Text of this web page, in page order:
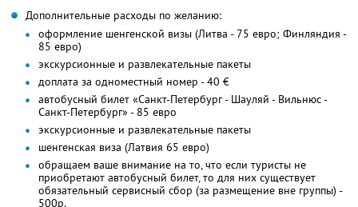
Дополнительные расходы по желанию:
оформление шенгенской визы (Литва - 75 евро; Финляндия -
85 евро)
экскурсионные и развлекательные пакеты
доплата за одноместный номер - 40 €
автобусный билет «Санкт-Петербург - Шауляй - Вильнюс -
Санкт-Петербург» - 85 евро
экскурсионные и развлекательные пакеты
шенгенская виза (Латвия 65 евро)
обращаем ваше внимание на то, что если туристы не
приобретают автобусный билет, то для них существует
обязательный сервисный сбор (за размещение вне группы) -
500р.